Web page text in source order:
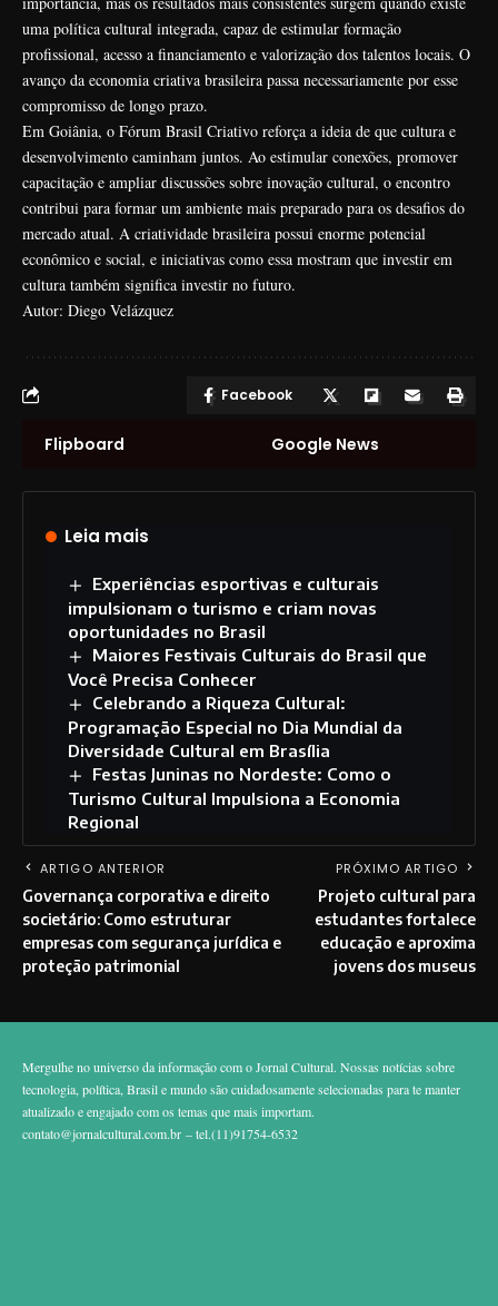
uma política cultural integrada, capaz de estimular formação
profissional, acesso a financiamento e valorização dos talentos locais. O
avanço da economia criativa brasileira passa necessariamente por esse
compromisso de longo prazo.
Em Goiânia, o Fórum Brasil Criativo reforça a ideia de que cultura e
desenvolvimento caminham juntos. Ao estimular conexões, promover
capacitação e ampliar discussões sobre inovação cultural, o encontro
contribui para formar um ambiente mais preparado para os desafios do
mercado atual. A criatividade brasileira possui enorme potencial
econômico e social, e iniciativas como essa mostram que investir em
cultura também significa investir no futuro.
Autor: Diego Velázquez
Facebook
Flipboard Google News
Leia mais
Experiências esportivas e culturais
impulsionam o turismo e criam novas
oportunidades no Brasil
Maiores Festivais Culturais do Brasil que
Você Precisa Conhecer
Celebrando a Riqueza Cultural:
Programação Especial no Dia Mundial da
Diversidade Cultural em Brasília
Festas Juninas no Nordeste: Como o
Turismo Cultural Impulsiona a Economia
Regional
ARTIGO ANTERIOR
Governança corporativa e direito
societário: Como estruturar
empresas com segurança jurídica e
proteção patrimonial
PRÓXIMO ARTIGO
Projeto cultural para
estudantes fortalece
educação e aproxima
jovens dos museus
Mergulhe no universo da informação com o Jornal Cultural. Nossas notícias sobre
tecnologia, política, Brasil e mundo são cuidadosamente selecionadas para te manter
atualizado e engajado com os temas que mais importam.
contato@jornalcultural.com.br – tel.(11)91754-6532